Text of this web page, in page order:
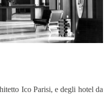
Ico Parisi, e degli hotel da